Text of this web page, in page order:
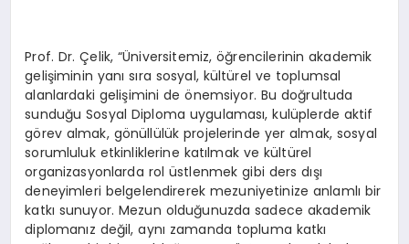
Prof. Dr. Çelik, “Üniversitemiz, öğrencilerinin akademik
gelişiminin yanı sıra sosyal, kültürel ve toplumsal
alanlardaki gelişimini de önemsiyor. Bu doğrultuda
sunduğu Sosyal Diploma uygulaması, kulüplerde aktif
görev almak, gönüllülük projelerinde yer almak, sosyal
sorumluluk etkinliklerine katılmak ve kültürel
organizasyonlarda rol üstlenmek gibi ders dışı
deneyimleri belgelendirerek mezuniyetinize anlamlı bir
katkı sunuyor. Mezun olduğunuzda sadece akademik
diplomanız değil, aynı zamanda topluma katkı